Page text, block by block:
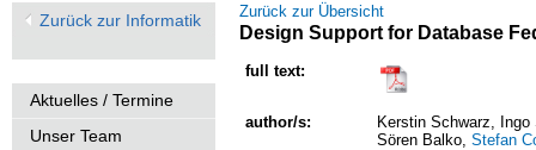
Zurück zur Informatik
Aktuelles / Termine
Unser Team
Zurück zur Übersicht
Design Support for Database
full text:
author/s:
Kerstin Schwarz,
Sören Balko, Stefan